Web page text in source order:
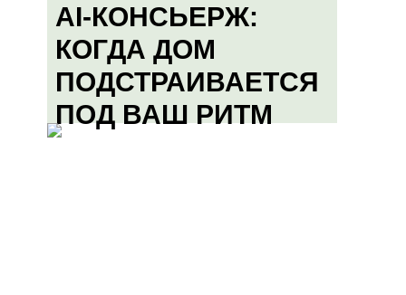
AI-КОНСЬЕРЖ:
КОГДА ДОМ
ПОДСТРАИВАЕТСЯ
ПОД ВАШ РИТМ